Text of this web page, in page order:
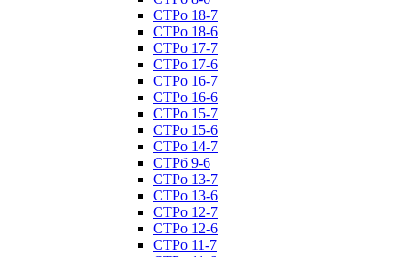
СТРо 18-7
СТРо 18-6
СТРо 17-7
СТРо 17-6
СТРо 16-7
СТРо 16-6
СТРо 15-7
СТРо 15-6
СТРо 14-7
СТРб 9-6
СТРо 13-7
СТРо 13-6
СТРо 12-7
СТРо 12-6
СТРо 11-7